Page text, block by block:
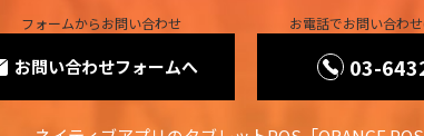
フォームからお問い合わせ
お問い合わせフォームへ
お電話でお問い合わせ
03-